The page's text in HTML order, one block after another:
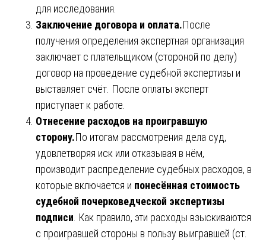
для исследования.
Заключение договора и оплата.После
получения определения экспертная организация
заключает с плательщиком (стороной по делу)
договор на проведение судебной экспертизы и
выставляет счёт. После оплаты эксперт
приступает к работе.
Отнесение расходов на проигравшую
сторону.По итогам рассмотрения дела суд,
удовлетворяя иск или отказывая в нём,
производит распределение судебных расходов, в
которые включается и понесённая стоимость
судебной почерковедческой экспертизы
подписи. Как правило, эти расходы взыскиваются
с проигравшей стороны в пользу выигравшей (ст.